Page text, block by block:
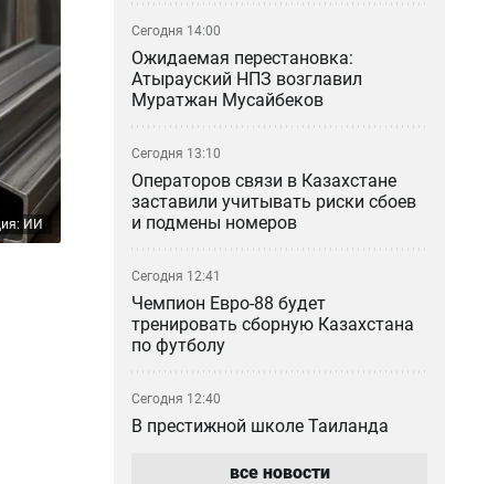
ИИ
Сегодня 14:00
Ожидаемая перестановка:
Атырауский НПЗ возглавил
Муратжан Мусайбеков
Сегодня 13:10
Операторов связи в Казахстане
заставили учитывать риски сбоев
и подмены номеров
Сегодня 12:41
Чемпион Евро-88 будет
тренировать сборную Казахстана
по футболу
Сегодня 12:40
В престижной школе Таиланда
родственников, учителей и
все новости